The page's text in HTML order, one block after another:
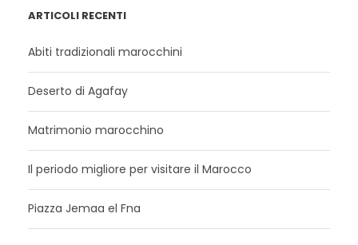
ARTICOLI RECENTI
Abiti tradizionali marocchini
Deserto di Agafay
Matrimonio marocchino
Il periodo migliore per visitare il Marocco
Piazza Jemaa el Fna